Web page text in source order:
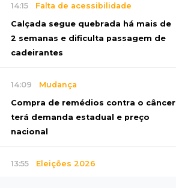
14:15 Falta de acessibilidade
Calçada segue quebrada há mais de
2 semanas e dificulta passagem de
cadeirantes
14:09 Mudança
Compra de remédios contra o câncer
terá demanda estadual e preço
nacional
13:55 Eleições 2026